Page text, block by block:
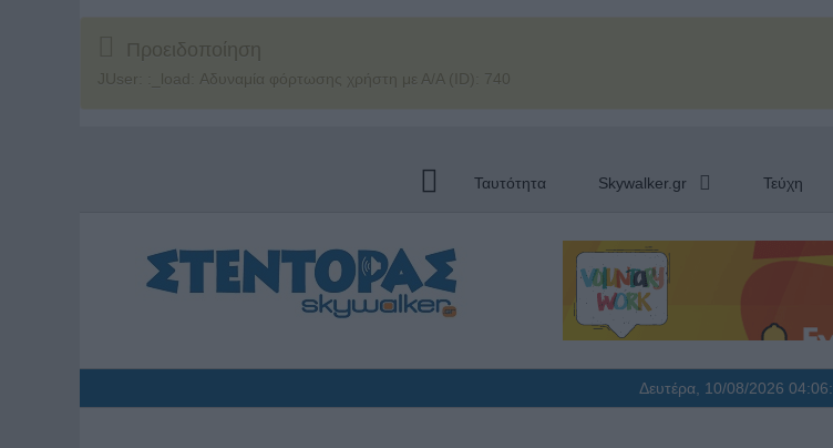
Προειδοποίηση
JUser: :_load: Αδυναμία φόρτωσης χρήστη με Α/Α (ID): 740
Ταυτότητα Skywalker.gr Τεύχη
Δευτέρα, 10/08/2026